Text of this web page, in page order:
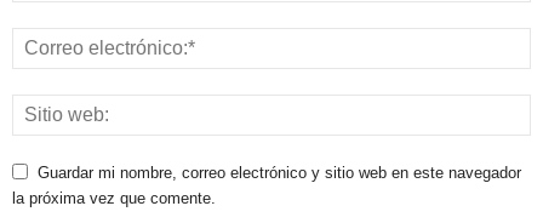
Guardar mi nombre, correo electrónico y sitio web en este navegador
la próxima vez que comente.